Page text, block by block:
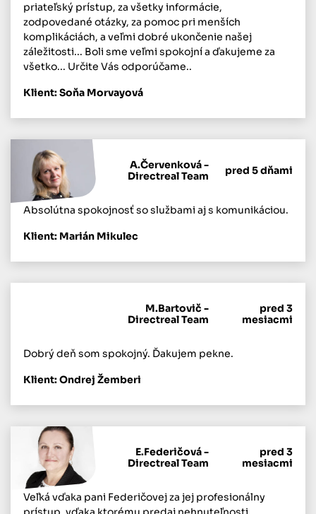
priateľský prístup, za všetky informácie,
zodpovedané otázky, za pomoc pri menších
komplikáciách, a veľmi dobré ukončenie našej
záležitosti... Boli sme veľmi spokojní a ďakujeme za
všetko... Určite Vás odporúčame..
Klient: Soňa Morvayová
A.Červenková -
Directreal Team
pred 5 dňami
Absolútna spokojnosť so službami aj s komunikáciou.
Klient: Marián Mikulec
M.Bartovič -
Directreal Team
pred 3
mesiacmi
Dobrý deň som spokojný. Ďakujem pekne.
Klient: Ondrej Žemberi
E.Federičová -
Directreal Team
pred 3
mesiacmi
Veľká vďaka pani Federičovej za jej profesionálny